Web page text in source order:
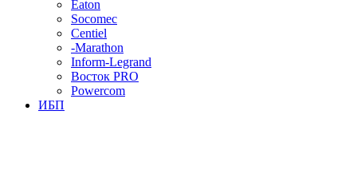
Eaton
Socomec
Centiel
-Marathon
Inform-Legrand
Восток PRO
Powercom
ИБП